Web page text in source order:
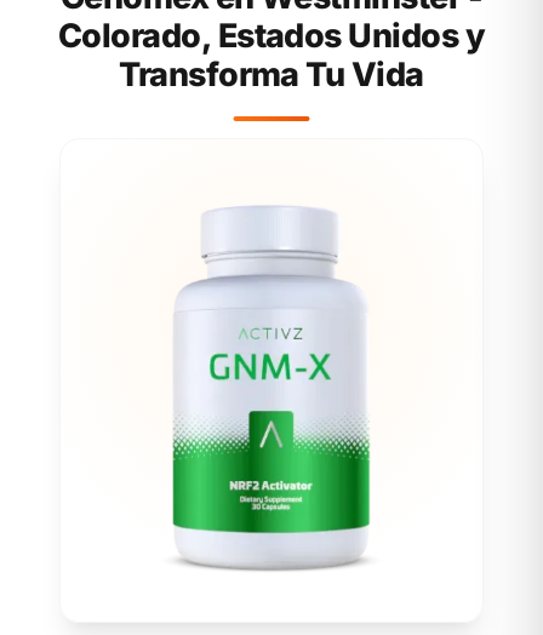
Colorado, Estados Unidos y
Transforma Tu Vida